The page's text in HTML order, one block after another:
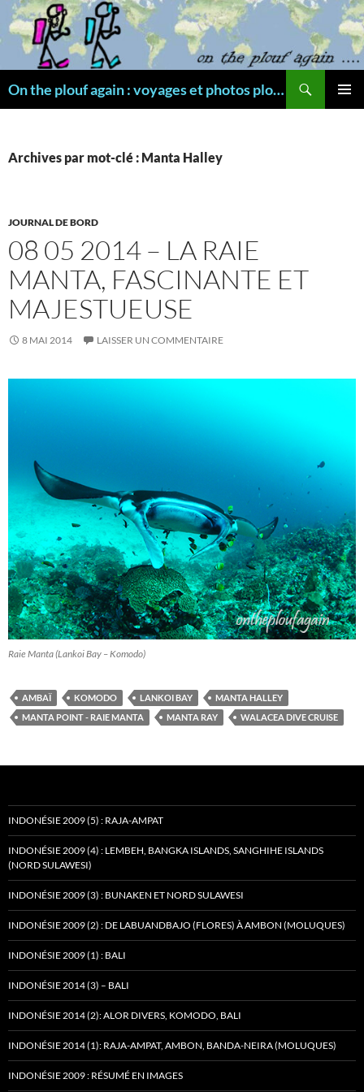
Aller
au
contenu
On the plouf again : voyages et photos plongée
Archives par mot-clé : Manta Halley
JOURNAL DE BORD
08 05 2014 – LA RAIE
MANTA, FASCINANTE ET
MAJESTUEUSE
8 MAI 2014 LAISSER UN COMMENTAIRE
Raie Manta (Lankoi Bay – Komodo)
AMBAÏ KOMODO LANKOI BAY
MANTA HALLEY
MANTA POINT - RAIE MANTA
MANTA RAY WALACEA DIVE CRUISE
INDONÉSIE 2009 (5) : RAJA-AMPAT
INDONÉSIE 2009 (4) : LEMBEH, BANGKA ISLANDS, SANGHIHE ISLANDS
(NORD SULAWESI)
INDONÉSIE 2009 (3) : BUNAKEN ET NORD SULAWESI
INDONÉSIE 2009 (2) : DE LABUANDBAJO (FLORES) À AMBON (MOLUQUES)
INDONÉSIE 2009 (1) : BALI
INDONÉSIE 2014 (3) – BALI
INDONÉSIE 2014 (2): ALOR DIVERS, KOMODO, BALI
INDONÉSIE 2014 (1): RAJA-AMPAT, AMBON, BANDA-NEIRA (MOLUQUES)
INDONÉSIE 2009 : RÉSUMÉ EN IMAGES